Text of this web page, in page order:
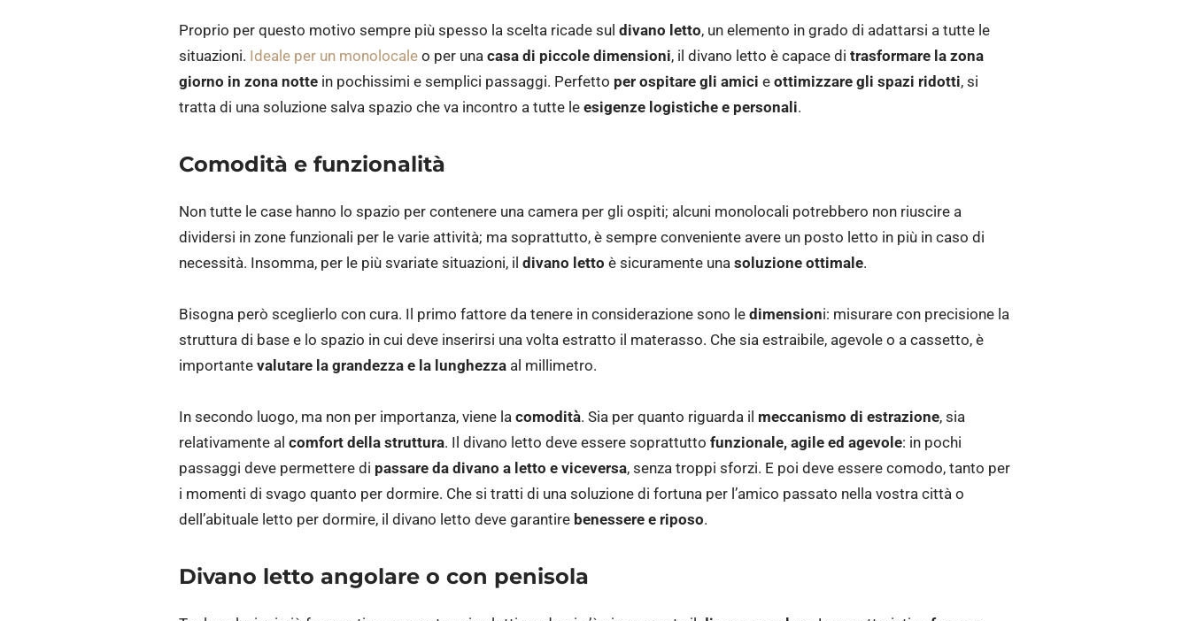
Proprio per questo motivo sempre più spesso la scelta ricade sul divano letto, un elemento in grado di adattarsi a tutte le
situazioni. Ideale per un monolocale o per una casa di piccole dimensioni, il divano letto è capace di trasformare la zona
giorno in zona notte in pochissimi e semplici passaggi. Perfetto per ospitare gli amici e ottimizzare gli spazi ridotti, si
tratta di una soluzione salva spazio che va incontro a tutte le esigenze logistiche e personali.
Comodità e funzionalità
Non tutte le case hanno lo spazio per contenere una camera per gli ospiti; alcuni monolocali potrebbero non riuscire a
dividersi in zone funzionali per le varie attività; ma soprattutto, è sempre conveniente avere un posto letto in più in caso di
necessità. Insomma, per le più svariate situazioni, il divano letto è sicuramente una soluzione ottimale.
Bisogna però sceglierlo con cura. Il primo fattore da tenere in considerazione sono le dimensioni: misurare con precisione la
struttura di base e lo spazio in cui deve inserirsi una volta estratto il materasso. Che sia estraibile, agevole o a cassetto, è
importante valutare la grandezza e la lunghezza al millimetro.
In secondo luogo, ma non per importanza, viene la comodità. Sia per quanto riguarda il meccanismo di estrazione, sia
relativamente al comfort della struttura. Il divano letto deve essere soprattutto funzionale, agile ed agevole: in pochi
passaggi deve permettere di passare da divano a letto e viceversa, senza troppi sforzi. E poi deve essere comodo, tanto per
i momenti di svago quanto per dormire. Che si tratti di una soluzione di fortuna per l’amico passato nella vostra città o
dell’abituale letto per dormire, il divano letto deve garantire benessere e riposo.
Divano letto angolare o con penisola